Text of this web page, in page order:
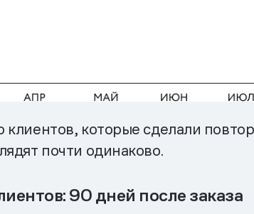
которые сделали
почти одинаково.
90 дней после заказа